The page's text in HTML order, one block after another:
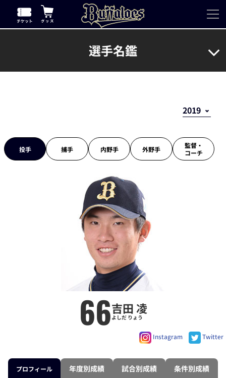
選手名鑑
投手 捕手 内野手 外野手
監督・
コーチ
66吉田 凌
よしだ りょう
Instagram Twitter
プロフィール 年度別成績 試合別成績 条件別成績